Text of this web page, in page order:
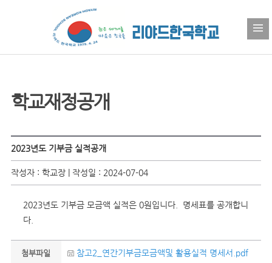
학교재정공개
2023년도 기부금 실적공개
작성자 : 학교장 | 작성일 : 2024-07-04
2023년도 기부금 모금액 실적은 0원입니다. 명세표를 공개합니
다.
첨부파일 참고2_연간기부금모금액및 활용실적 명세서.pdf